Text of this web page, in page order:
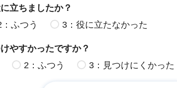
立ちましたか？
：ふつう 3：役に立たなかった
やすかったですか？
2：ふつう 3：見つけにくかった